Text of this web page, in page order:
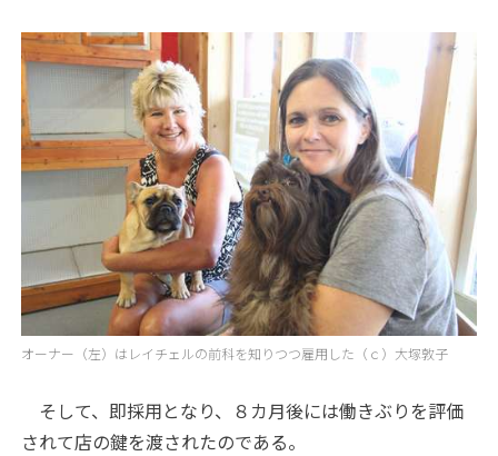
オーナー（左）はレイチェルの前科を知りつつ雇用した（ｃ）大塚敦子
そして、即採用となり、８カ月後には働きぶりを評価
されて店の鍵を渡されたのである。